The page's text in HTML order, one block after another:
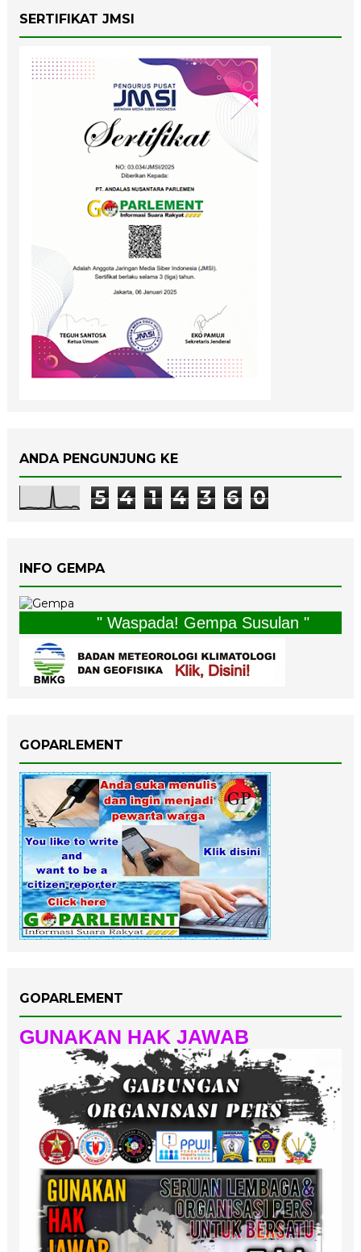
SERTIFIKAT JMSI
ANDA PENGUNJUNG KE
5 4 1 4 3 6 0
INFO GEMPA
" Waspada! Gempa Susulan "
GOPARLEMENT
GOPARLEMENT
GUNAKAN HAK JAWAB